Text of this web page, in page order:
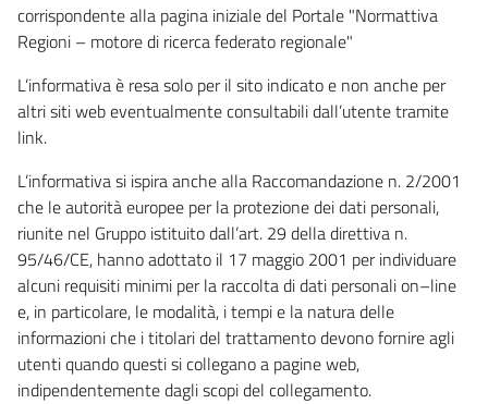
corrispondente alla pagina iniziale del Portale "Normattiva
Regioni – motore di ricerca federato regionale"
L’informativa è resa solo per il sito indicato e non anche per
altri siti web eventualmente consultabili dall’utente tramite
link.
L’informativa si ispira anche alla Raccomandazione n. 2/2001
che le autorità europee per la protezione dei dati personali,
riunite nel Gruppo istituito dall’art. 29 della direttiva n.
95/46/CE, hanno adottato il 17 maggio 2001 per individuare
alcuni requisiti minimi per la raccolta di dati personali on–line
e, in particolare, le modalità, i tempi e la natura delle
informazioni che i titolari del trattamento devono fornire agli
utenti quando questi si collegano a pagine web,
indipendentemente dagli scopi del collegamento.